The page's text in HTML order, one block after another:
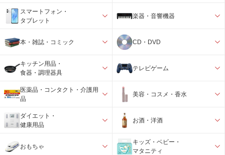
スマートフォン・
タブレット
楽器・音響機器
本・雑誌・コミック CD・DVD
キッチン用品・
食器・調理器具
テレビゲーム
医薬品・コンタクト・介護用
品
美容・コスメ・香水
ダイエット・
健康用品
お酒・洋酒
おもちゃ
キッズ・ベビー・
マタニティ